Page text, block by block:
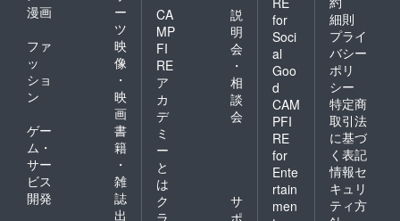
漫画
ー
ツ
ファ
ッ
ショ
ン
映
像
・
映
画
ゲー
ム・
サー
ビス
開発
書
籍
・
雑
誌
出
CA
MP
FI
RE
ア
カ
デ
ミ
ー
と
は
説
明
会
・
相
談
会
ク
ラ
サ
ポ
for
Soci
al
Goo
d
CAM
PFI
RE
for
Ente
rtain
men
細則
プライ
バシー
ポリ
シー
特定商
取引法
に基づ
く表記
情報セ
キュリ
ティ方